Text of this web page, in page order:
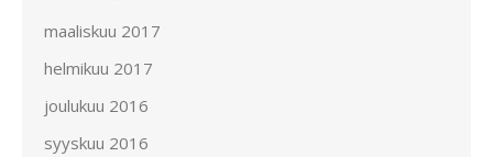
maaliskuu 2017
helmikuu 2017
joulukuu 2016
syyskuu 2016